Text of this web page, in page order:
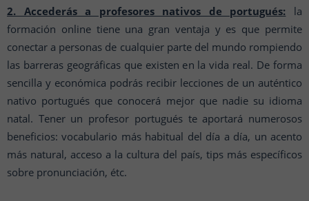
2. Accederás a profesores nativos de portugués: la
formación online tiene una gran ventaja y es que permite
conectar a personas de cualquier parte del mundo rompiendo
las barreras geográficas que existen en la vida real. De forma
sencilla y económica podrás recibir lecciones de un auténtico
nativo portugués que conocerá mejor que nadie su idioma
natal. Tener un profesor portugués te aportará numerosos
beneficios: vocabulario más habitual del día a día, un acento
más natural, acceso a la cultura del país, tips más específicos
sobre pronunciación, étc.